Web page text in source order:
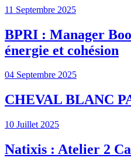
11 Septembre 2025
BPRI : Manager
énergie et cohésion
04 Septembre 2025
CHEVAL BLANC
10 Juillet 2025
Natixis : Atelier 2